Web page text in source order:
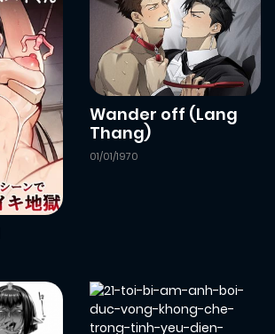
Wander off (Lang
Thang)
01/01/1970